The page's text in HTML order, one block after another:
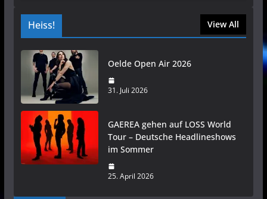
Heiss! View All
Oelde Open Air 2026
31. Juli 2026
GAEREA gehen auf LOSS World
Tour – Deutsche Headlineshows
im Sommer
25. April 2026